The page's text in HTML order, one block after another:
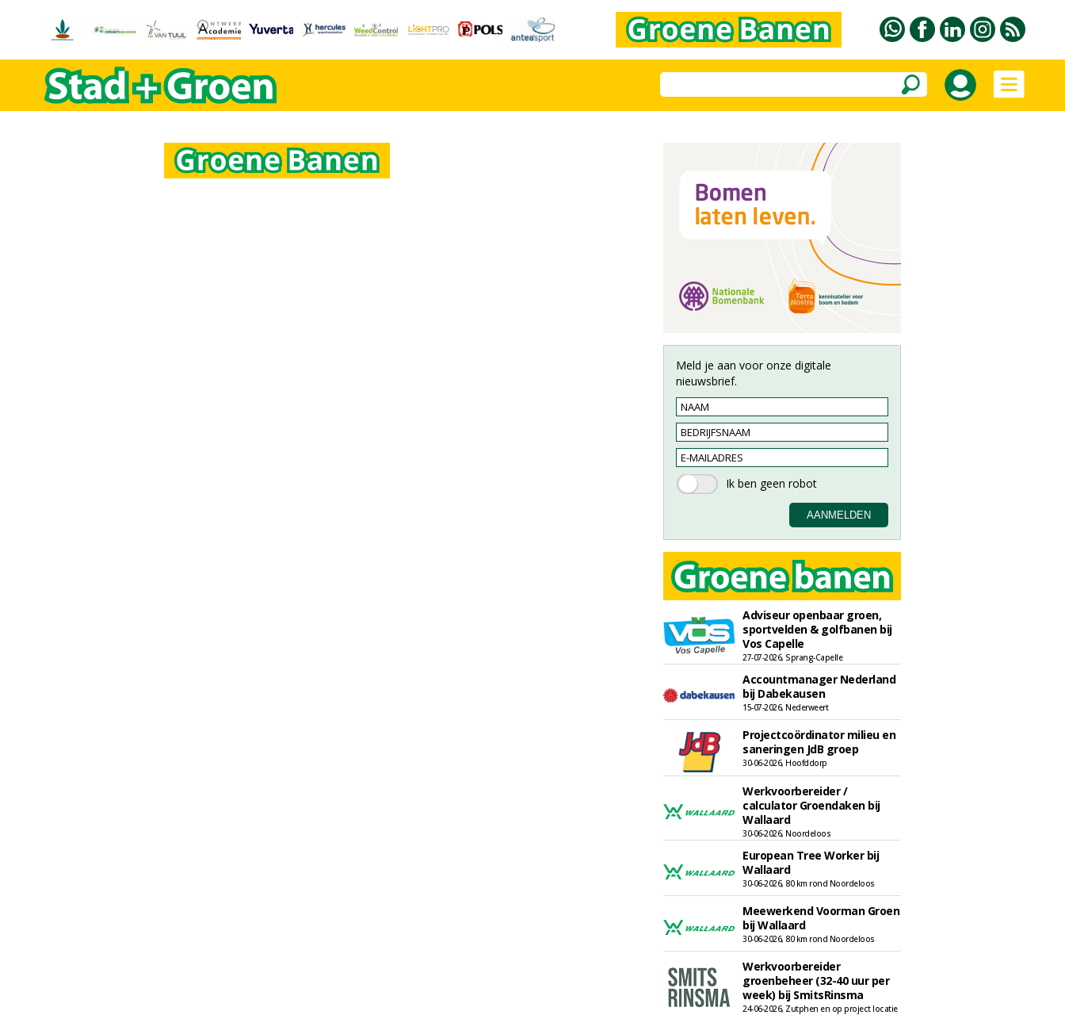
Meld je aan voor onze digitale
nieuwsbrief.
Adviseur openbaar groen,
sportvelden & golfbanen bij
Vos Capelle
27-07-2026, Sprang-Capelle
Accountmanager Nederland
bij Dabekausen
15-07-2026, Nederweert
Projectcoördinator milieu en
saneringen JdB groep
30-06-2026, Hoofddorp
Werkvoorbereider /
calculator Groendaken bij
Wallaard
30-06-2026, Noordeloos
European Tree Worker bij
Wallaard
30-06-2026, 80 km rond Noordeloos
Meewerkend Voorman Groen
bij Wallaard
30-06-2026, 80 km rond Noordeloos
Werkvoorbereider
groenbeheer (32-40 uur per
week) bij SmitsRinsma
24-06-2026, Zutphen en op project locatie